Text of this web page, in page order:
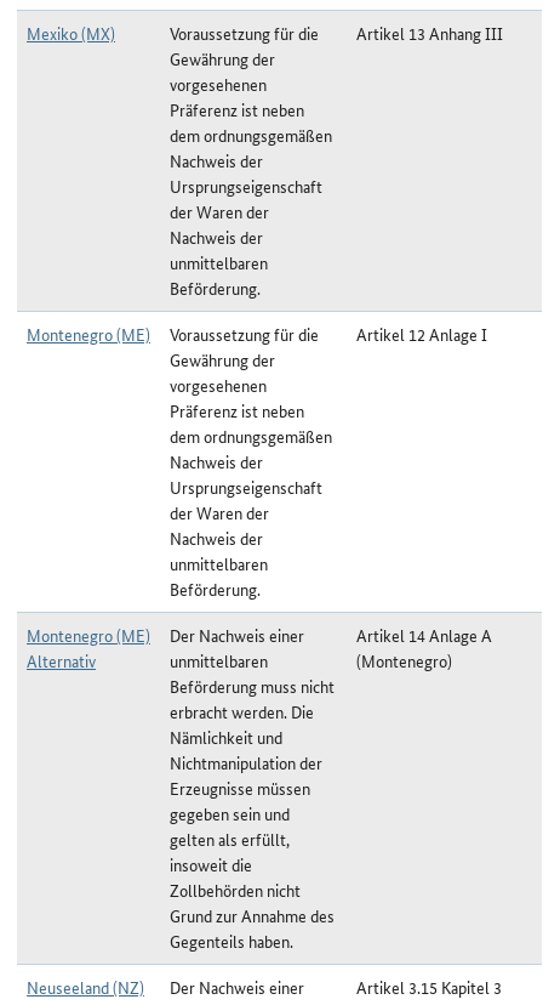
Mexiko (MX)
Voraussetzung für die
Gewährung der
vorgesehenen
Präferenz ist neben
dem ordnungsgemäßen
Nachweis der
Ursprungseigenschaft
der Waren der
Nachweis der
unmittelbaren
Beförderung.
Artikel 13 Anhang III
Montenegro (ME)
Voraussetzung für die
Gewährung der
vorgesehenen
Präferenz ist neben
dem ordnungsgemäßen
Nachweis der
Ursprungseigenschaft
der Waren der
Nachweis der
unmittelbaren
Beförderung.
Artikel 12 Anlage I
Montenegro (ME)
Alternativ
Der Nachweis einer
unmittelbaren
Beförderung muss nicht
erbracht werden. Die
Nämlichkeit und
Nichtmanipulation der
Erzeugnisse müssen
gegeben sein und
gelten als erfüllt,
insoweit die
Zollbehörden nicht
Grund zur Annahme des
Gegenteils haben.
Artikel 14 Anlage A
(Montenegro)
Neuseeland (NZ)
Der Nachweis einer
Artikel 3.15 Kapitel 3